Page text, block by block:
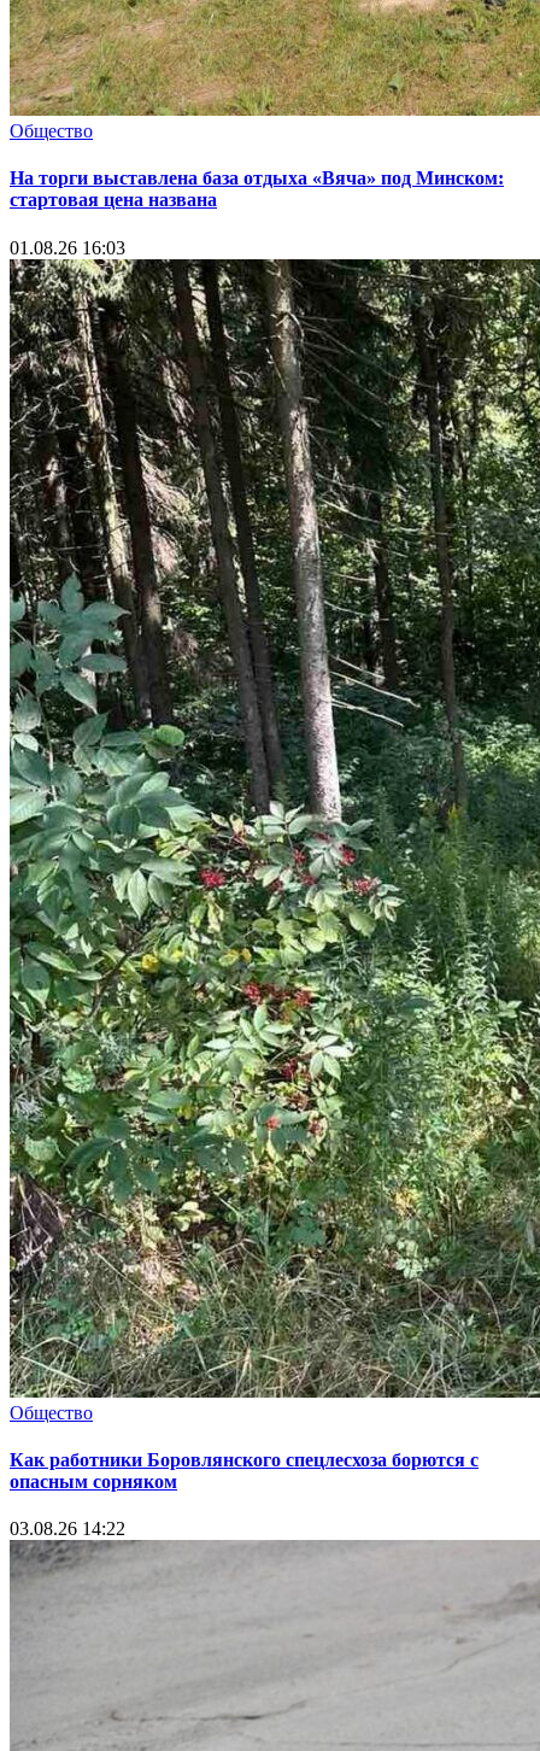
Общество
На торги выставлена база отдыха «Вяча» под Минском:
стартовая цена названа
01.08.26 16:03
Общество
Как работники Боровлянского спецлесхоза борются с
опасным сорняком
03.08.26 14:22